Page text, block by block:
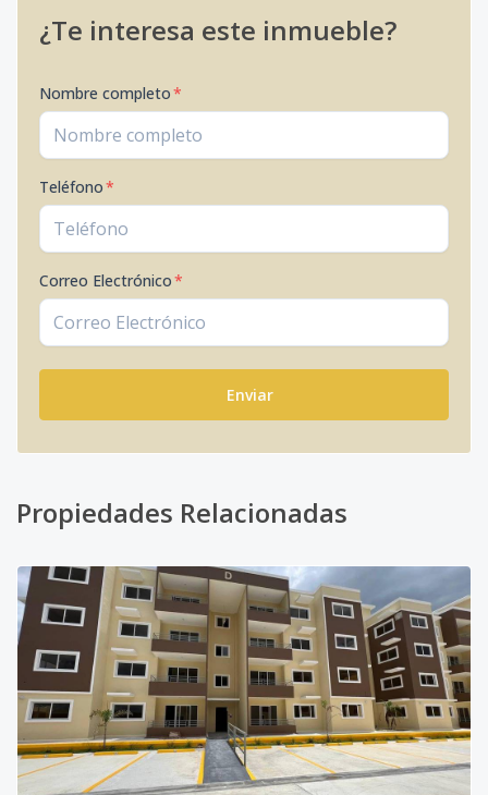
¿Te interesa este inmueble?
Nombre completo*
Teléfono*
Correo Electrónico*
Enviar
Propiedades Relacionadas